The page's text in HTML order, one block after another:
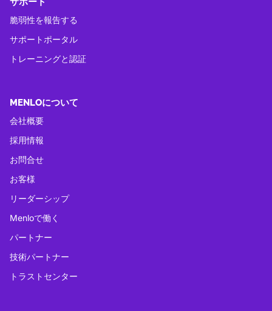
脆弱性を報告する
サポートポータル
トレーニングと認証
MENLOについて
会社概要
採用情報
お問合せ
お客様
リーダーシップ
Menloで働く
パートナー
技術パートナー
トラストセンター